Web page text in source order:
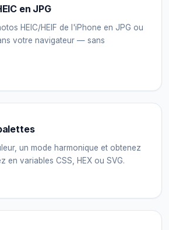
en JPG
HEIC/HEIF de l'iPhone en JPG ou
votre navigateur — sans
un mode harmonique et obtenez
en variables CSS, HEX ou SVG.